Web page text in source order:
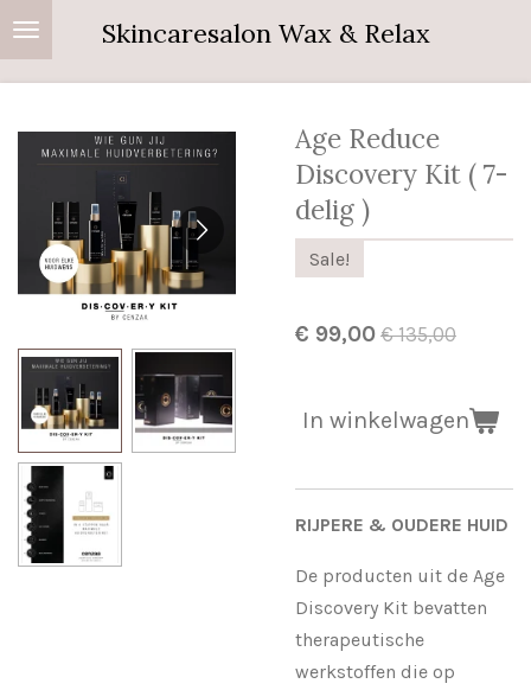
Ga
direct
hoofdinhoud
Skincaresalon Wax & Relax
Age Reduce
Discovery Kit ( 7-
delig )
Sale!
€ 99,00 € 135,00
In winkelwagen
RIJPERE & OUDERE HUID
De producten uit de Age
Discovery Kit bevatten
therapeutische
werkstoffen die op